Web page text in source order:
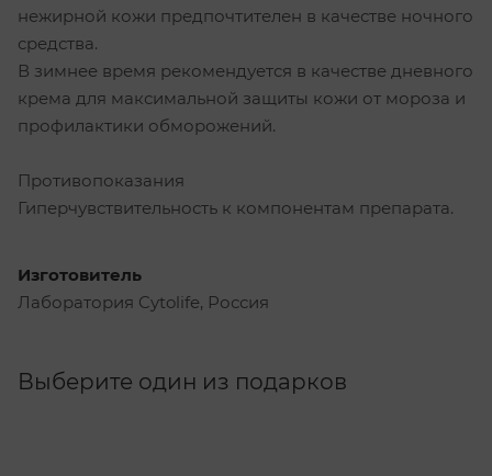
нежирной кожи предпочтителен в качестве ночного
средства.
В зимнее время рекомендуется в качестве дневного
крема для максимальной защиты кожи от мороза и
профилактики обморожений.
Противопоказания
Гиперчувствительность к компонентам препарата.
Изготовитель
Лаборатория Cytolife, Россия
Выберите один из подарков